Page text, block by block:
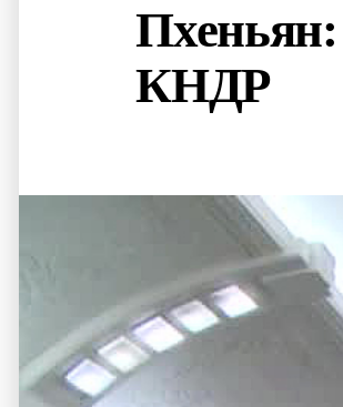
Пхеньян:
КНДР